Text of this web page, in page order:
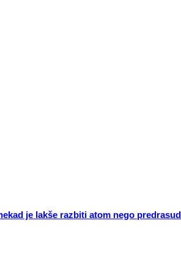
je lakše razbiti atom nego